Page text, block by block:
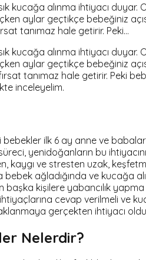
alınma ihtiyacı duyar.
aylar geçtikçe bebeğiniz
tanımaz hale getirir. Peki…
alınma ihtiyacı duyar.
aylar geçtikçe bebeğiniz
tanımaz hale getirir. Peki
inceleyelim.
ilk 6 ay anne ve
yenidoğanların bu
kaygı ve stresten uzak,
ağladığında ve kucağa
kişilere yabancılık
cevap verilmeli ve
gerçekten ihtiyacı
Nelerdir?